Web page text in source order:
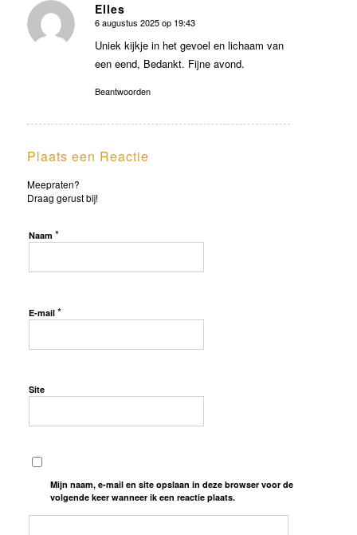
Elles
zegt:
6 augustus 2025 op 19:43
Uniek kijkje in het gevoel en lichaam van
een eend, Bedankt. Fijne avond.
Beantwoorden
Plaats een Reactie
Meepraten?
Draag gerust bij!
Naam *
E-mail *
Site
Mijn naam, e-mail en site opslaan in deze browser voor de
volgende keer wanneer ik een reactie plaats.